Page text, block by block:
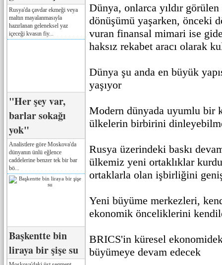
Rusya'da çavdar ekmeği veya
maltın mayalanmasıyla
hazırlanan geleneksel yaz
içeceği kvasın fiy...
"Her şey var,
barlar sokağı
yok"
Analistlere göre Moskova'da
dünyanın ünlü eğlence
caddelerine benzer tek bir bar
bö...
Başkentte bin
liraya bir şişe su
Dünya, onlarca yıldır
dönüşümü yaşarken, önceki
vuran finansal mimari ise
haksız rekabet aracı olarak
Dünya şu anda en büyük
yaşıyor
Modern dünyada uyumlu bir
ülkelerin birbirini
Rusya üzerindeki baskı
ülkemiz yeni ortaklıklar
ortaklarla olan işbirliğini
Yeni büyüme merkezleri,
ekonomik önceliklerini
BRICS'in küresel
büyümeye devam edecek